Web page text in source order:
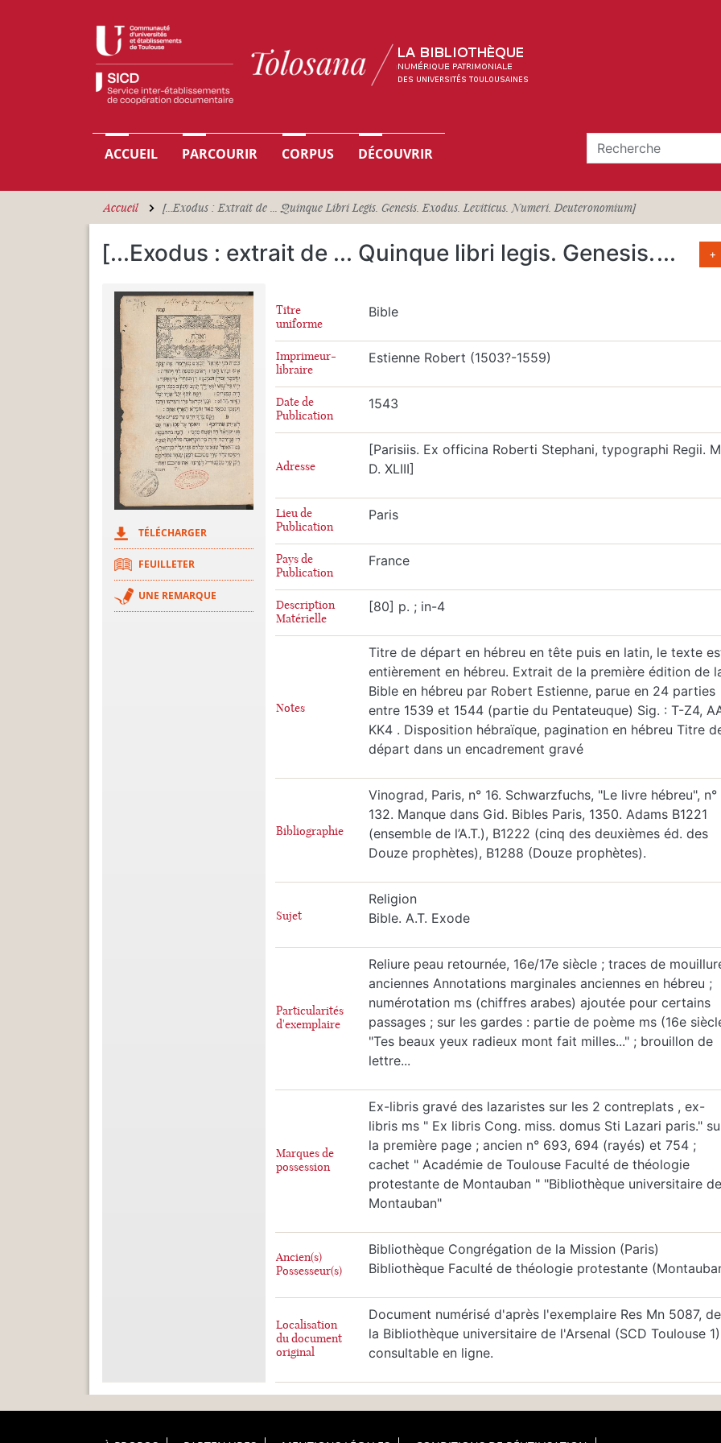
Navigation principale
ACCUEIL PARCOURIR CORPUS DÉCOUVRIR
Accueil [...Exodus : Extrait de ... Quinque Libri Legis. Genesis. Exodus. Leviticus. Numeri. Deuteronomium]
[...Exodus : extrait de ... Quinque libri legis. Genesis.... +
TÉLÉCHARGER
FEUILLETER
UNE REMARQUE
Titre
uniforme
Bible
Imprimeur-
libraire
Estienne Robert (1503?-1559)
Date de
Publication
1543
Adresse
[Parisiis. Ex officina Roberti Stephani, typographi Regii.
D. XLIII]
Lieu de
Publication
Paris
Pays de
Publication
France
Description
Matérielle
[80] p. ; in-4
Notes
Titre de départ en hébreu en tête puis en latin, le texte
entièrement en hébreu. Extrait de la première édition de
Bible en hébreu par Robert Estienne, parue en 24 parties
entre 1539 et 1544 (partie du Pentateuque) Sig. : T-Z4,
KK4 . Disposition hébraïque, pagination en hébreu Titre
départ dans un encadrement gravé
Bibliographie
Vinograd, Paris, n° 16. Schwarzfuchs, "Le livre hébreu", n°
132. Manque dans Gid. Bibles Paris, 1350. Adams B1221
(ensemble de l’A.T.), B1222 (cinq des deuxièmes éd. des
Douze prophètes), B1288 (Douze prophètes).
Sujet
Religion
Bible. A.T. Exode
Particularités
d'exemplaire
Reliure peau retournée, 16e/17e siècle ; traces de
anciennes Annotations marginales anciennes en hébreu ;
numérotation ms (chiffres arabes) ajoutée pour certains
passages ; sur les gardes : partie de poème ms (16e
"Tes beaux yeux radieux mont fait milles..." ; brouillon de
lettre...
Marques de
possession
Ex-libris gravé des lazaristes sur les 2 contreplats , ex-
libris ms " Ex libris Cong. miss. domus Sti Lazari paris."
la première page ; ancien n° 693, 694 (rayés) et 754 ;
cachet " Académie de Toulouse Faculté de théologie
protestante de Montauban " "Bibliothèque universitaire de
Montauban"
Ancien(s)
Possesseur(s)
Bibliothèque Congrégation de la Mission (Paris)
Bibliothèque Faculté de théologie protestante
Localisation
du document
original
Document numérisé d'après l'exemplaire Res Mn 5087, de
la Bibliothèque universitaire de l'Arsenal (SCD Toulouse
consultable en ligne.